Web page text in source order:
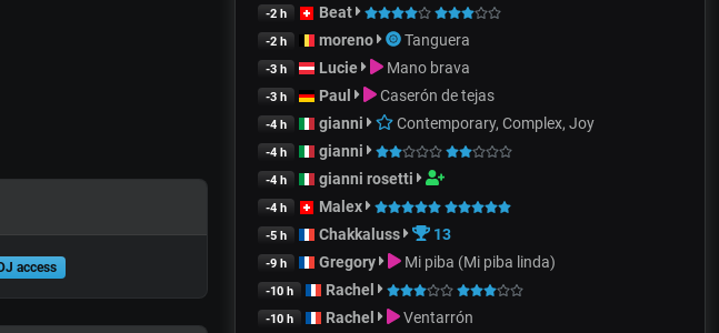
access
-2 h Beat
-2 h moreno Tanguera
-3 h Lucie Mano brava
-3 h Paul Caserón de tejas
-4 h gianni Contemporary, Complex, Joy
-4 h gianni
-4 h gianni rosetti
-4 h Malex
-5 h Chakkaluss 13
-9 h Gregory Mi piba (Mi piba linda)
-10 h Rachel
-10 h Rachel Ventarrón